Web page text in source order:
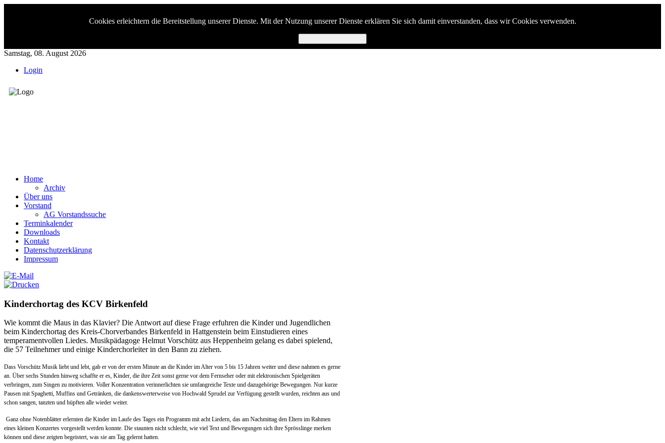
Cookies erleichtern die Bereitstellung unserer Dienste. Mit der Nutzung unserer Dienste erklären Sie sich damit einverstanden, dass wir Cookies verwenden.
Samstag, 08. August 2026
Login
Home
Archiv
Über uns
Vorstand
AG Vorstandssuche
Terminkalender
Downloads
Kontakt
Datenschutzerklärung
Impressum
Kinderchortag des KCV Birkenfeld
Wie kommt die Maus in das Klavier? Die Antwort auf diese Frage erfuhren die Kinder und Jugendlichen
beim Kinderchortag des Kreis-Chorverbandes Birkenfeld in Hattgenstein beim Einstudieren eines
temperamentvollen Liedes. Musikpädagoge Helmut Vorschütz aus Heppenheim gelang es dabei spielend,
die 57 Teilnehmer und einige Kinderchorleiter in den Bann zu ziehen.
Dass Vorschütz Musik liebt und lebt, gab er von der ersten Minute an die Kinder im Alter von 5 bis 15 Jahren weiter und diese nahmen es gerne
an. Über sechs Stunden hinweg schaffte er es, Kinder, die ihre Zeit sonst gerne vor dem Fernseher oder mit elektronischen Spielgeräten
verbringen, zum Singen zu motivieren. Voller Konzentration verinnerlichten sie umfangreiche Texte und dazugehörige Bewegungen. Nur kurze
Pausen mit Spaghetti, Muffins und Getränken, die dankenswerterweise von Hochwald Sprudel zur Verfügung gestellt wurden, reichten aus und
schon sangen, tanzten und hüpften alle wieder weiter.
Ganz ohne Notenblätter erlernten die Kinder im Laufe des Tages ein Programm mit acht Liedern, das am Nachmittag den Eltern im Rahmen
eines kleinen Konzertes vorgestellt werden konnte. Die staunten nicht schlecht, wie viel Text und Bewegungen sich ihre Sprösslinge merken
können und diese zeigten begeistert, was sie am Tag gelernt hatten.